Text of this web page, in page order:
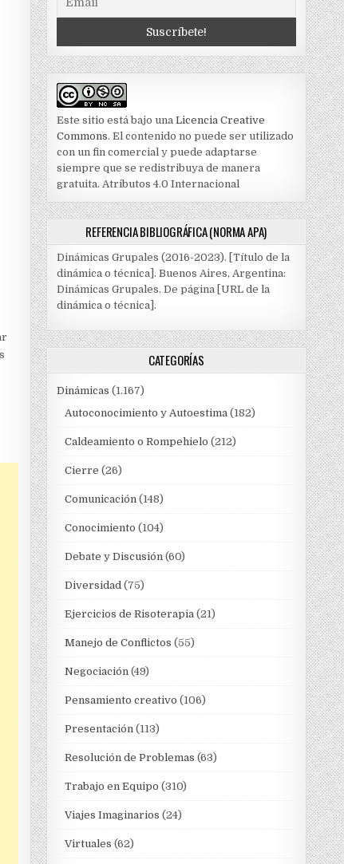
Este sitio está bajo una Licencia Creative
Commons. El contenido no puede ser utilizado
con un fin comercial y puede adaptarse
siempre que se redistribuya de manera
gratuita. Atributos 4.0 Internacional
REFERENCIA BIBLIOGRÁFICA (NORMA APA)
Dinámicas Grupales (2016-2023). [Título de la
dinámica o técnica]. Buenos Aires, Argentina:
Dinámicas Grupales. De página [URL de la
dinámica o técnica].
CATEGORÍAS
Dinámicas (1.167)
Autoconocimiento y Autoestima(182)
Caldeamiento o Rompehielo (212)
Cierre (26)
Comunicación(148)
Conocimiento (104)
Debate y Discusión(60)
Diversidad(75)
Ejercicios de Risoterapia(21)
Manejo de Conflictos (55)
Negociación(49)
Pensamiento creativo (106)
Presentación(113)
Resolución de Problemas (63)
Trabajo en Equipo (310)
Viajes Imaginarios (24)
Virtuales (62)